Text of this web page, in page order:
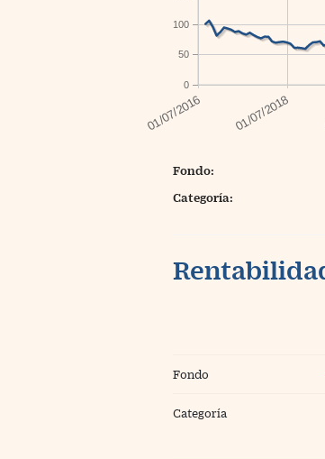
0
50
100
Fondo:
Categoría:
Fondo
Categoría